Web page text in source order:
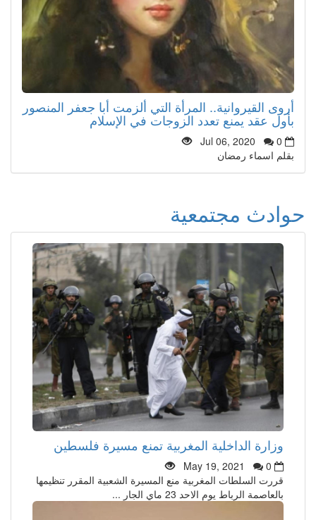
أروى القيروانية.. المرأة التي ألزمت أبا جعفر المنصور
بأول عقد يمنع تعدد الزوجات في الإسلام
Jul 06, 2020
0
بقلم اسماء رمضان
حوادث مجتمعية
وزارة الداخلية المغربية تمنع مسيرة فلسطين
May 19, 2021
0
قررت السلطات المغربية منع المسيرة الشعبية المقرر تنظيمها
بالعاصمة الرباط يوم الاحد 23 ماي الجار ...